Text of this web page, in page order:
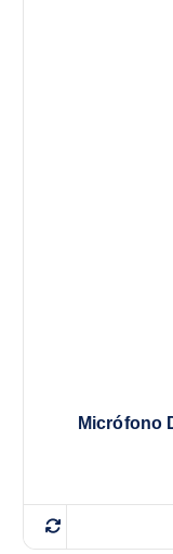
Micrófono